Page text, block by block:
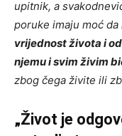
upitnik, a
poruke imaju moć
vrijednost života i
njemu i svim živim
zbog čega živite ili
„Život je